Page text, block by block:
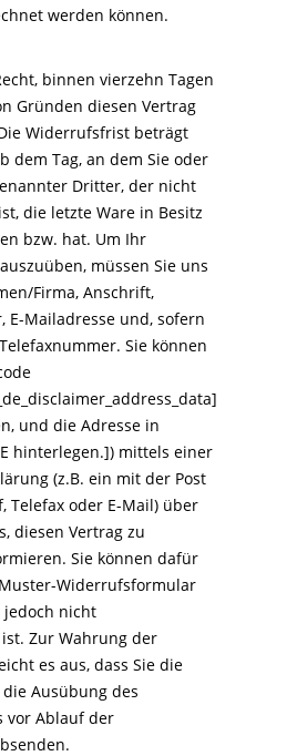
werden können.
binnen vierzehn Tagen
Gründen diesen Vertrag
Widerrufsfrist beträgt
dem Tag, an dem Sie oder
Dritter, der nicht
die letzte Ware in Besitz
bzw. hat. Um Ihr
müssen Sie uns
Firma, Anschrift,
E-Mailadresse und, sofern
Sie können
und die Adresse in
hinterlegen.]) mittels einer
(z.B. ein mit der Post
Telefax oder E-Mail) über
diesen Vertrag zu
Sie können dafür
Widerrufsformular
jedoch nicht
Zur Wahrung der
es aus, dass Sie die
Ausübung des
vor Ablauf der